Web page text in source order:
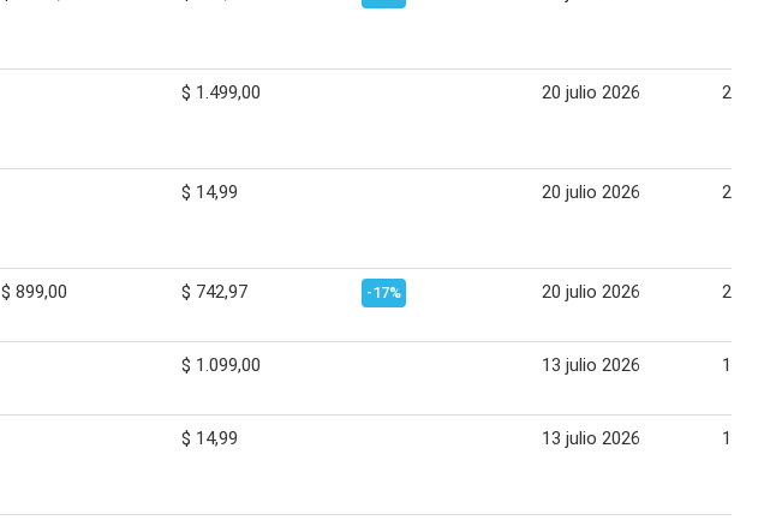
$ 1.499,00 20 julio 2026 25
$ 14,99 20 julio 2026 25
$ 899,00 $ 742,97 -17% 20 julio 2026 25
$ 1.099,00 13 julio 2026 18
$ 14,99 13 julio 2026 18